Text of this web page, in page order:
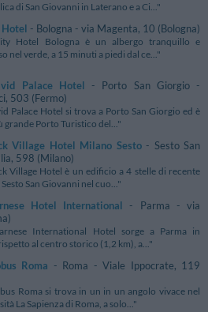
di San Giovanni in Laterano e a Ci..."
- Bologna - via Magenta, 10 (Bologna)
Hotel Bologna è un albergo tranquillo e
nel verde, a 15 minuti a piedi dal ce..."
Palace Hotel - Porto San Giorgio -
503 (Fermo)
Palace Hotel si trova a Porto San Giorgio ed è
grande Porto Turistico del..."
Village Hotel Milano Sesto- Sesto San
598 (Milano)
Village Hotel è un edificio a 4 stelle di recente
San Giovanni nel cuo..."
Hotel International - Parma - via
International Hotel sorge a Parma in
al centro storico (1,2 km), a..."
Roma - Roma - Viale Ippocrate, 119
Roma si trova in un in un angolo vivace nel
La Sapienza di Roma, a solo..."